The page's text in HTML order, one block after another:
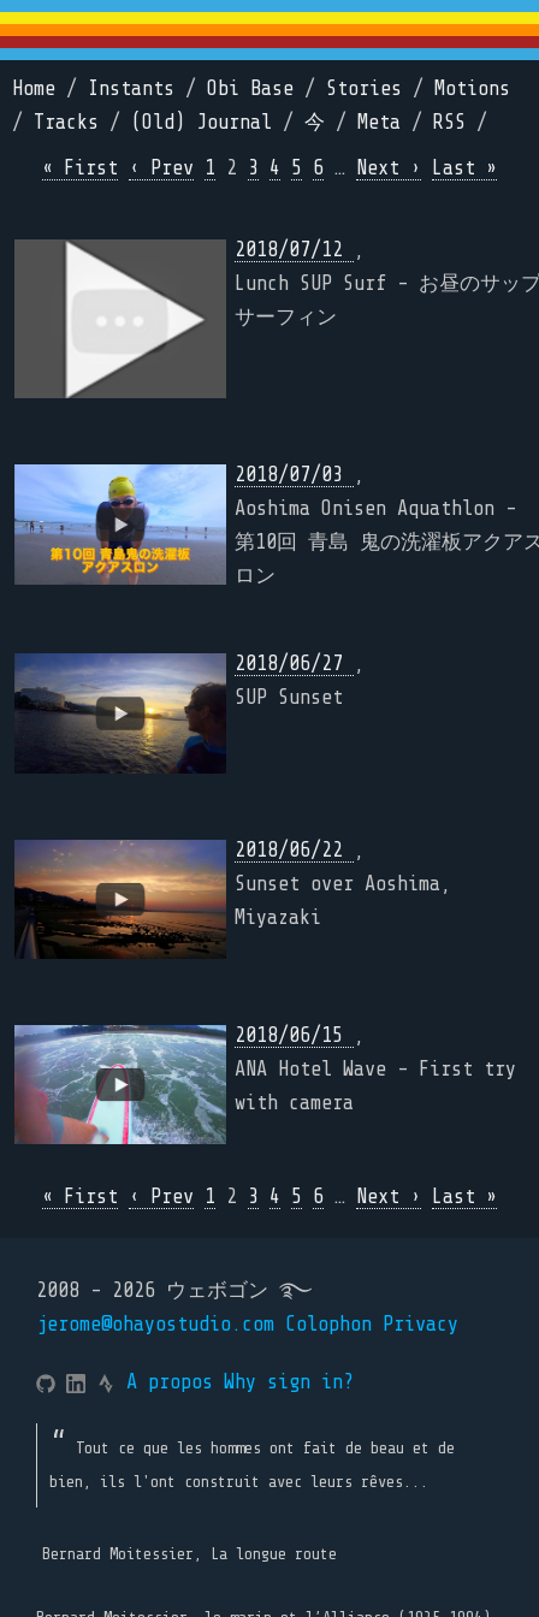
Home / Instants / Obi Base / Stories /
Motions
/ Tracks / (Old) Journal / 今 / Meta / RSS /
« First
‹ Prev 1 2 3 4 5 6 … Next › Last »
2018/07/12
,
Lunch SUP Surf - お昼のサッ
サーフィン
2018/07/03
,
Aoshima Onisen Aquathlon -
第10回 青島 鬼の洗濯板アクア
ロン
2018/06/27
,
SUP Sunset
2018/06/22
Sunset over Aoshima,
Miyazaki
2018/06/15
ANA Hotel Wave - First try
with camera
« First ‹ Prev 1 2 3 4 5 6 … Next › Last »
2008 - 2026 ウェボゴン ࿐
jerome@ohayostudio.com Colophon Privacy
A propos Why sign in?
Tout ce que les hommes ont fait de beau et de
bien, ils l'ont construit avec leurs rêves...
Bernard Moitessier, La longue route